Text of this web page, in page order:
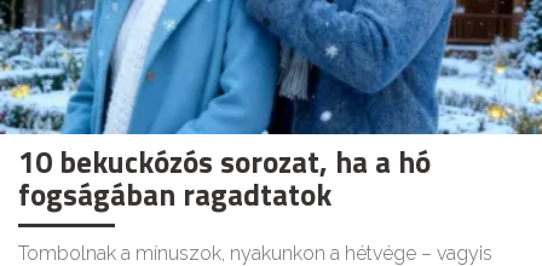
10 bekuckózós sorozat, ha a hó
fogságában ragadtatok
Tombolnak a mínuszok, nyakunkon a hétvége – vagyis